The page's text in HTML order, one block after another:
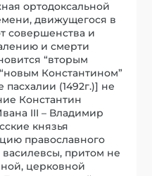
ортодоксальной
движущегося в
совершенства и
и смерти
“вторым
Константином”
(1492г.)] не
Константин
III – Владимир
князья
православного
притом не
церковной